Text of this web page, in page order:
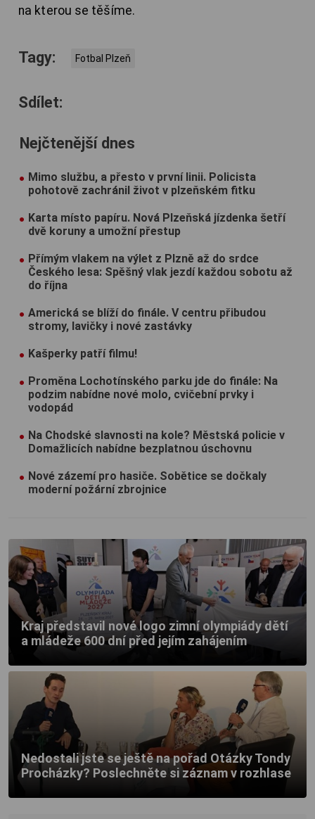
na kterou se těšíme.
Tagy: Fotbal Plzeň
Sdílet:
Nejčtenější dnes
Mimo službu, a přesto v první linii. Policista
pohotově zachránil život v plzeňském fitku
Karta místo papíru. Nová Plzeňská jízdenka šetří
dvě koruny a umožní přestup
Přímým vlakem na výlet z Plzně až do srdce
Českého lesa: Spěšný vlak jezdí každou sobotu až
do října
Americká se blíží do finále. V centru přibudou
stromy, lavičky i nové zastávky
Kašperky patří filmu!
Proměna Lochotínského parku jde do finále: Na
podzim nabídne nové molo, cvičební prvky i
vodopád
Na Chodské slavnosti na kole? Městská policie v
Domažlicích nabídne bezplatnou úschovnu
Nové zázemí pro hasiče. Sobětice se dočkaly
moderní požární zbrojnice
Kraj představil nové logo zimní olympiády dětí
a mládeže 600 dní před jejím zahájením
Nedostali jste se ještě na pořad Otázky Tondy
Procházky? Poslechněte si záznam v rozhlase